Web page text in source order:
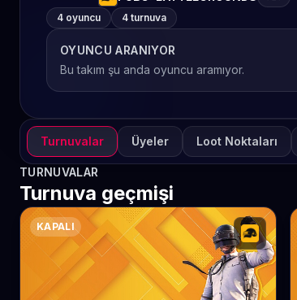
4 oyuncu
4 turnuva
OYUNCU ARANIYOR
Bu takım şu anda oyuncu aramıyor.
Turnuvalar Üyeler Loot Noktaları
TURNUVALAR
Turnuva geçmişi
KAPALI